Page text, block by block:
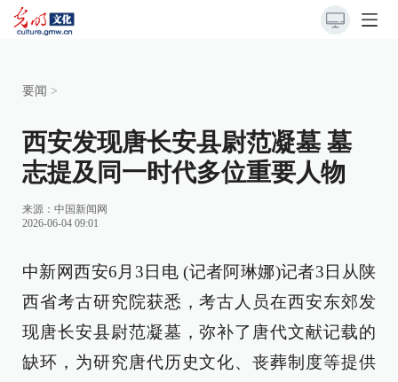
要闻 >
西安发现唐长安县尉范凝墓 墓
志提及同一时代多位重要人物
来源： 中国新闻网
2026-06-04 09:01
中新网西安6月3日电 (记者阿琳娜)记者3日从陕
西省考古研究院获悉，考古人员在西安东郊发
现唐长安县尉范凝墓，弥补了唐代文献记载的
缺环，为研究唐代历史文化、丧葬制度等提供